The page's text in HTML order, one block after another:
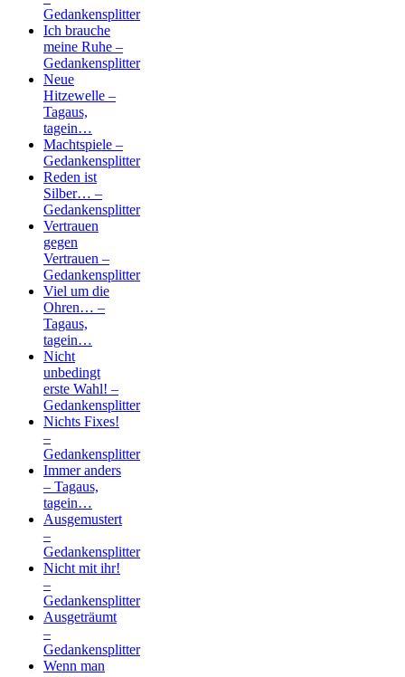
Gedankensplitter
Ich brauche
meine Ruhe –
Gedankensplitter
Neue
Hitzewelle –
Tagaus,
tagein…
Machtspiele –
Gedankensplitter
Reden ist
Silber… –
Gedankensplitter
Vertrauen
gegen
Vertrauen –
Gedankensplitter
Viel um die
Ohren… –
Tagaus,
tagein…
Nicht
unbedingt
erste Wahl! –
Gedankensplitter
Nichts Fixes!
–
Gedankensplitter
Immer anders
– Tagaus,
tagein…
Ausgemustert
–
Gedankensplitter
Nicht mit ihr!
–
Gedankensplitter
Ausgeträumt
–
Gedankensplitter
Wenn man